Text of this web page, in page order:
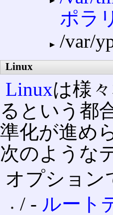
ポラ
/var/
Linux
Linuxは様
るという都
準化が進め
次のような
オプション
/ ‐ ルート